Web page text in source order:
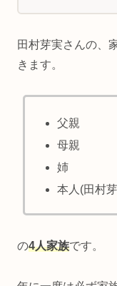
田村芽実さんの、
きます。
父親
母親
姉
本人(田村
の4人家族です。